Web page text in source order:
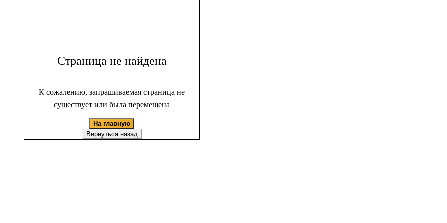
Страница не найдена
К сожалению, запрашиваемая страница не
существует или была перемещена
На главную
Вернуться назад